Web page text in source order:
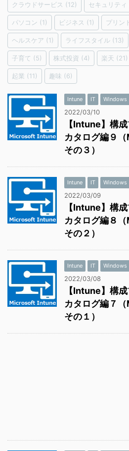
クラウドサービス (12) セキュリティ
パソコン (1) ビジネス (1) プリン
ヘルスケア (1) ライフスタイル (13)
子育て (5) 株式投資 (4) 楽天 (21)
起業 (11) 趣味 (6)
Intune IT Windows
2022/03/10
【Intune】構
カタログ編９
その３）
Intune IT Windows
2022/03/09
【Intune】構
カタログ編８
その２）
Intune IT Windows
2022/03/08
【Intune】構
カタログ編７
その１）